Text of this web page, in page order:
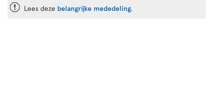
ü Lees deze belangrijke mededeling.